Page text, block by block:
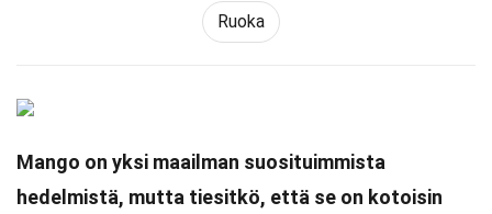
Ruoka
Mango on yksi maailman suosituimmista
hedelmistä, mutta tiesitkö, että se on kotoisin